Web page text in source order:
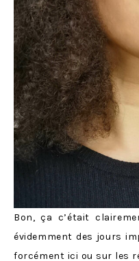
Bon, ça c’était
évidemment des jours
forcément ici ou sur les